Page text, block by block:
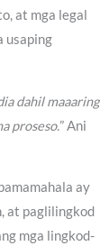
at mga legal
usaping
dahil maaaring
proseso.” Ani
ay
at paglilingkod
mga lingkod-